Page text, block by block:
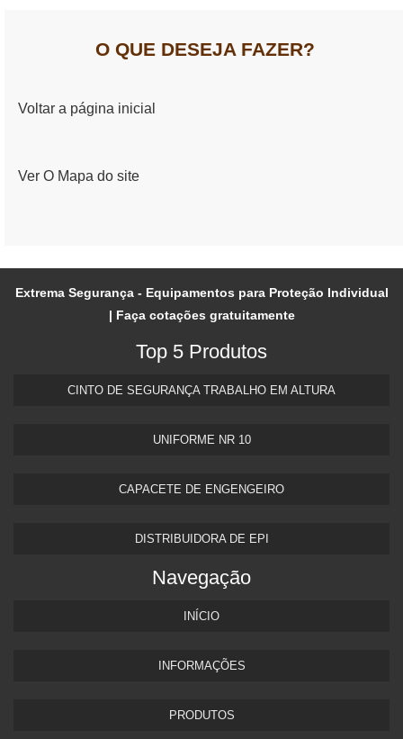
O QUE DESEJA FAZER?
Voltar a página inicial
Ver O Mapa do site
Extrema Segurança - Equipamentos para Proteção Individual
| Faça cotações gratuitamente
Top 5 Produtos
CINTO DE SEGURANÇA TRABALHO EM ALTURA
UNIFORME NR 10
CAPACETE DE ENGENGEIRO
DISTRIBUIDORA DE EPI
Navegação
INÍCIO
INFORMAÇÕES
PRODUTOS